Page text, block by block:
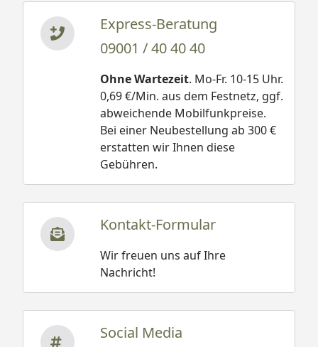
Express-Beratung
09001 / 40 40 40
Ohne Wartezeit. Mo-Fr. 10-15 Uhr.
0,69 €/Min. aus dem Festnetz, ggf.
abweichende Mobilfunkpreise.
Bei einer Neubestellung ab 300 €
erstatten wir Ihnen diese
Gebühren.
Kontakt-Formular
Wir freuen uns auf Ihre
Nachricht!
Social Media